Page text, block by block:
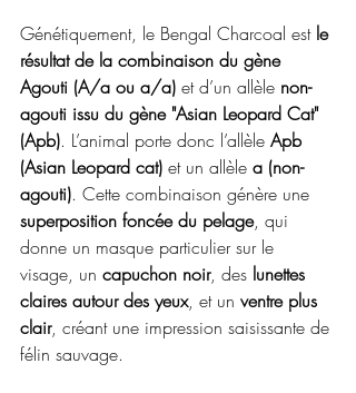
Génétiquement, le Bengal Charcoal est le
résultat de la combinaison du gène
Agouti (A/a ou a/a) et d’un allèle non-
agouti issu du gène "Asian Leopard Cat"
(Apb). L’animal porte donc l’allèle Apb
(Asian Leopard cat) et un allèle a (non-
agouti). Cette combinaison génère une
superposition foncée du pelage, qui
donne un masque particulier sur le
visage, un capuchon noir, des lunettes
claires autour des yeux, et un ventre plus
clair, créant une impression saisissante de
félin sauvage.